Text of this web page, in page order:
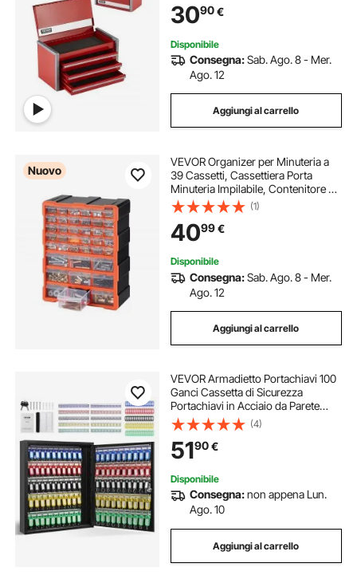
Cuscinetti a Sfera, Rosso
3090€
Disponibile
Consegna:Sab. Ago. 8 - Mer.
Ago. 12
Aggiungi al carrello
Nuovo
VEVOR Organizer per Minuteria a
39 Cassetti, Cassettiera Porta
Minuteria Impilabile, Contenitore da
Parete per Viti, Bulloni, Ferramenta
e Componenti, in Plastica, Ideale
per Garage, Casa e Officina
(1)
4099€
Disponibile
Consegna:Sab. Ago. 8 - Mer.
Ago. 12
Aggiungi al carrello
VEVOR Armadietto Portachiavi 100
Ganci Cassetta di Sicurezza
Portachiavi in A​cciaio da Parete
38x8,4x45 cm, Armadietto
Portachiavi con Serratura con 100
Etichette per Garage Officina Hotel
Albergo
(4)
5190€
Disponibile
Consegna:non appena Lun.
Ago. 10
Aggiungi al carrello